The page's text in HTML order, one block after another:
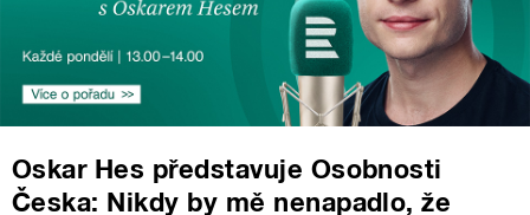
Oskar Hes představuje Osobnosti
Česka: Nikdy by mě nenapadlo, že